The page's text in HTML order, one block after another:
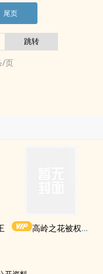
尾页
/页
高岭之花被权贵轮了后